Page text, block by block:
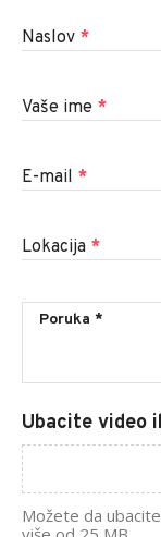
Naslov *
Vaše ime *
E-mail *
Lokacija *
Ubacite video
Možete da